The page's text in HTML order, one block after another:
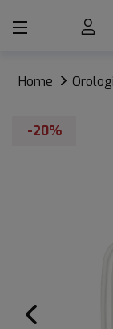
Home Orologi
-20%